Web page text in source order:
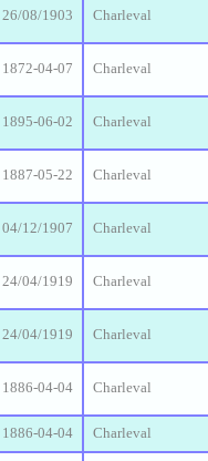
26/08/1903 Charleval
1872-04-07 Charleval
1895-06-02 Charleval
1887-05-22 Charleval
04/12/1907 Charleval
24/04/1919 Charleval
24/04/1919 Charleval
1886-04-04 Charleval
1886-04-04 Charleval